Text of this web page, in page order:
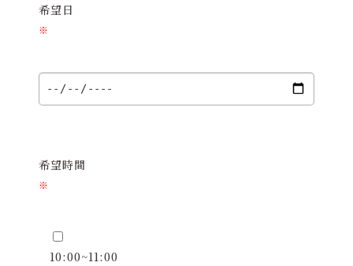
希望日
※
希望時間
※
10:00~11:00